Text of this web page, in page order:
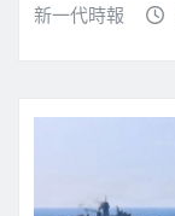
新一代時報